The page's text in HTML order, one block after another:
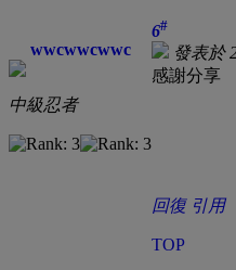
wwcwwcwwc
中級忍者
6#
發表於
感謝分享
回復 引用
TOP